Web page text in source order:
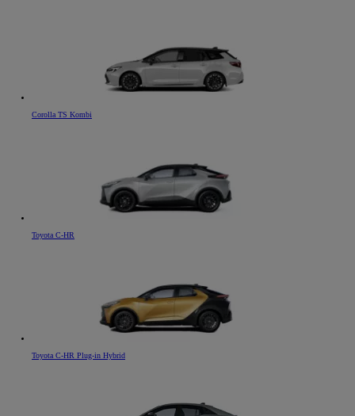
Corolla TS Kombi
Toyota C-HR
Toyota C-HR Plug-in Hybrid